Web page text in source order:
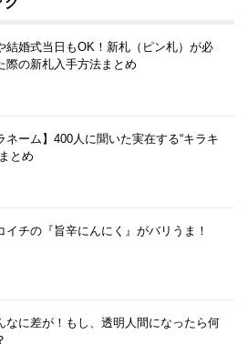
結婚式当日もOK！新札（ピン札）が必
際の新札入手方法まとめ
ネーム】400人に聞いた実在する“キラキ
とめ
イチの『旨辛にんにく』がバリうま！
なに差が！もし、透明人間になったら何